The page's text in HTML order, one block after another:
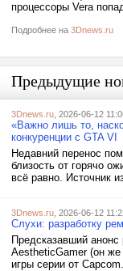
процессоры Vera
Подробнее на 3Dnews.ru
Предыдущие
3Dnews.ru , 2026-06-12
«Важно лишь то,
конкуренции с GTA VI
Недавний перенос
близость от горячо
всё равно. Источник
3Dnews.ru , 2026-06-12
Слухи: разработку
Предсказавший
AestheticGamer (он
игры серии от